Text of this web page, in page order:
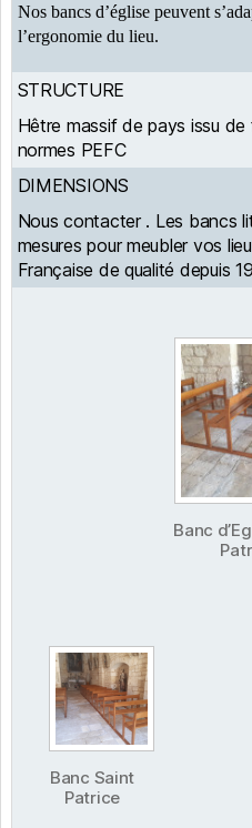
Nos bancs d’église peuvent
l’ergonomie du lieu.
STRUCTURE
Hêtre massif de pays issu
normes PEFC
DIMENSIONS
Nous contacter . Les bancs
mesures pour meubler vos
Française de qualité depuis
Banc
Banc Saint
Patrice